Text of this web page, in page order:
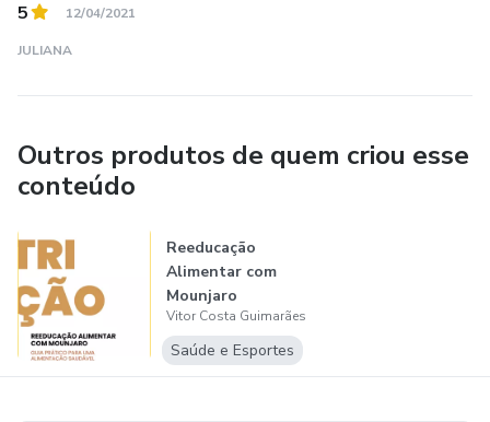
5 12/04/2021
JULIANA
Outros produtos de quem criou esse
conteúdo
Reeducação
Alimentar com
Mounjaro
Vitor Costa Guimarães
Saúde e Esportes